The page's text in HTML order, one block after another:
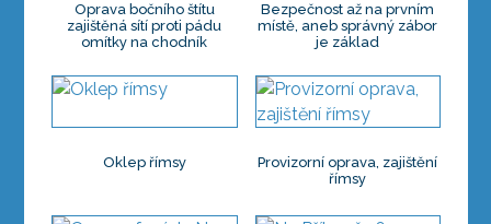
Oprava bočního štítu
zajištěná sítí proti pádu
omítky na chodník
Bezpečnost až na prvním
místě, aneb správný zábor
je základ
Oklep římsy
Provizorní oprava, zajištění
římsy